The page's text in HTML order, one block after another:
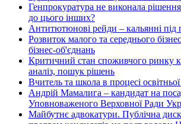
Генпрокуратура не виконала
до цього інших?
Антитютюнові рейди – кальянні під
Розвиток малого та середнього
бізнес-об'єднань
Критичний стан споживчого ринку
аналіз, пошук рішень
Вчитель та школа в процесі
Андрій Мамалига – кандидат на
Уповноваженого Верховної Ради
Майбутнє адвокатури. Публічна